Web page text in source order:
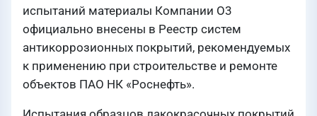
испытаний материалы Компании О3
официально внесены в Реестр систем
антикоррозионных покрытий, рекомендуемых
к применению при строительстве и ремонте
объектов ПАО НК «Роснефть».